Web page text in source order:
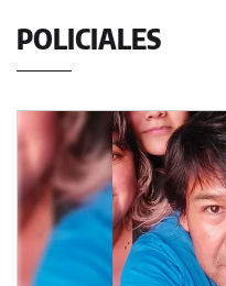
POLICIALES